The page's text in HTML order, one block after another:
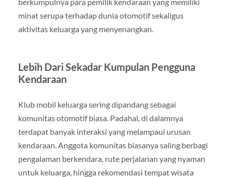
minat serupa terhadap dunia otomotif sekaligus
aktivitas keluarga yang menyenangkan.
Lebih Dari Sekadar Kumpulan Pengguna
Kendaraan
Klub mobil keluarga sering dipandang sebagai
komunitas otomotif biasa. Padahal, di dalamnya
terdapat banyak interaksi yang melampaui urusan
kendaraan. Anggota komunitas biasanya saling berbagi
pengalaman berkendara, rute perjalanan yang nyaman
untuk keluarga, hingga rekomendasi tempat wisata